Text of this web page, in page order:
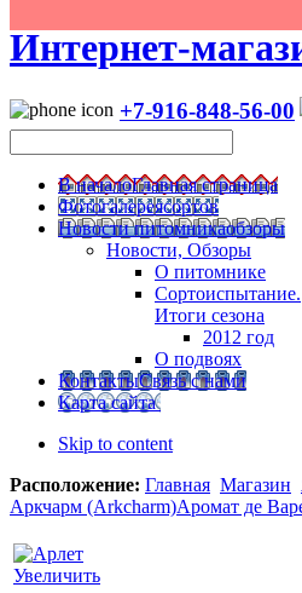
Интернет-
+7-916-848-56-00
В началоГлавная страница
Фотогалереясортов
Новости питомникаобзоры
Новости, Обзоры
О питомнике
Сортоиспытание.
Итоги сезона
2012 год
О подвоях
КонтактыСвязь с нами
Карта сайта
Skip to content
Расположение: Главная Магазин
Аркчарм (Arkcharm)Аромат де
Увеличить